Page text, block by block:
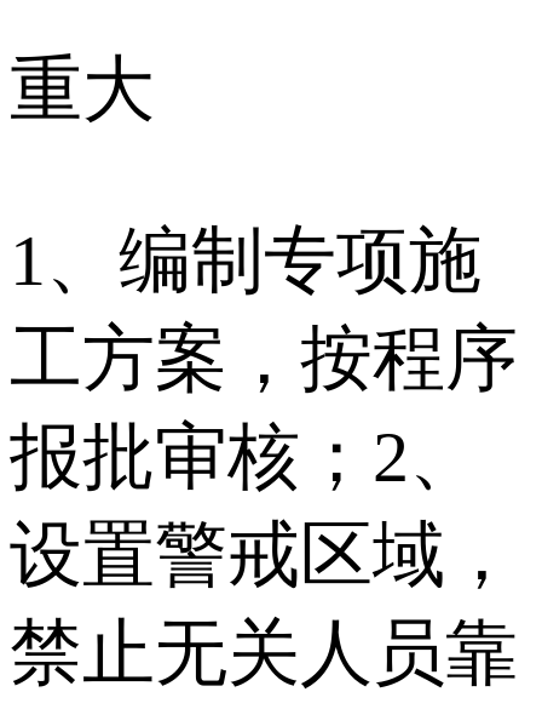
重大
1、编制专项施
工方案，按程序
报批审核；2、
设置警戒区域，
禁止无关人员靠